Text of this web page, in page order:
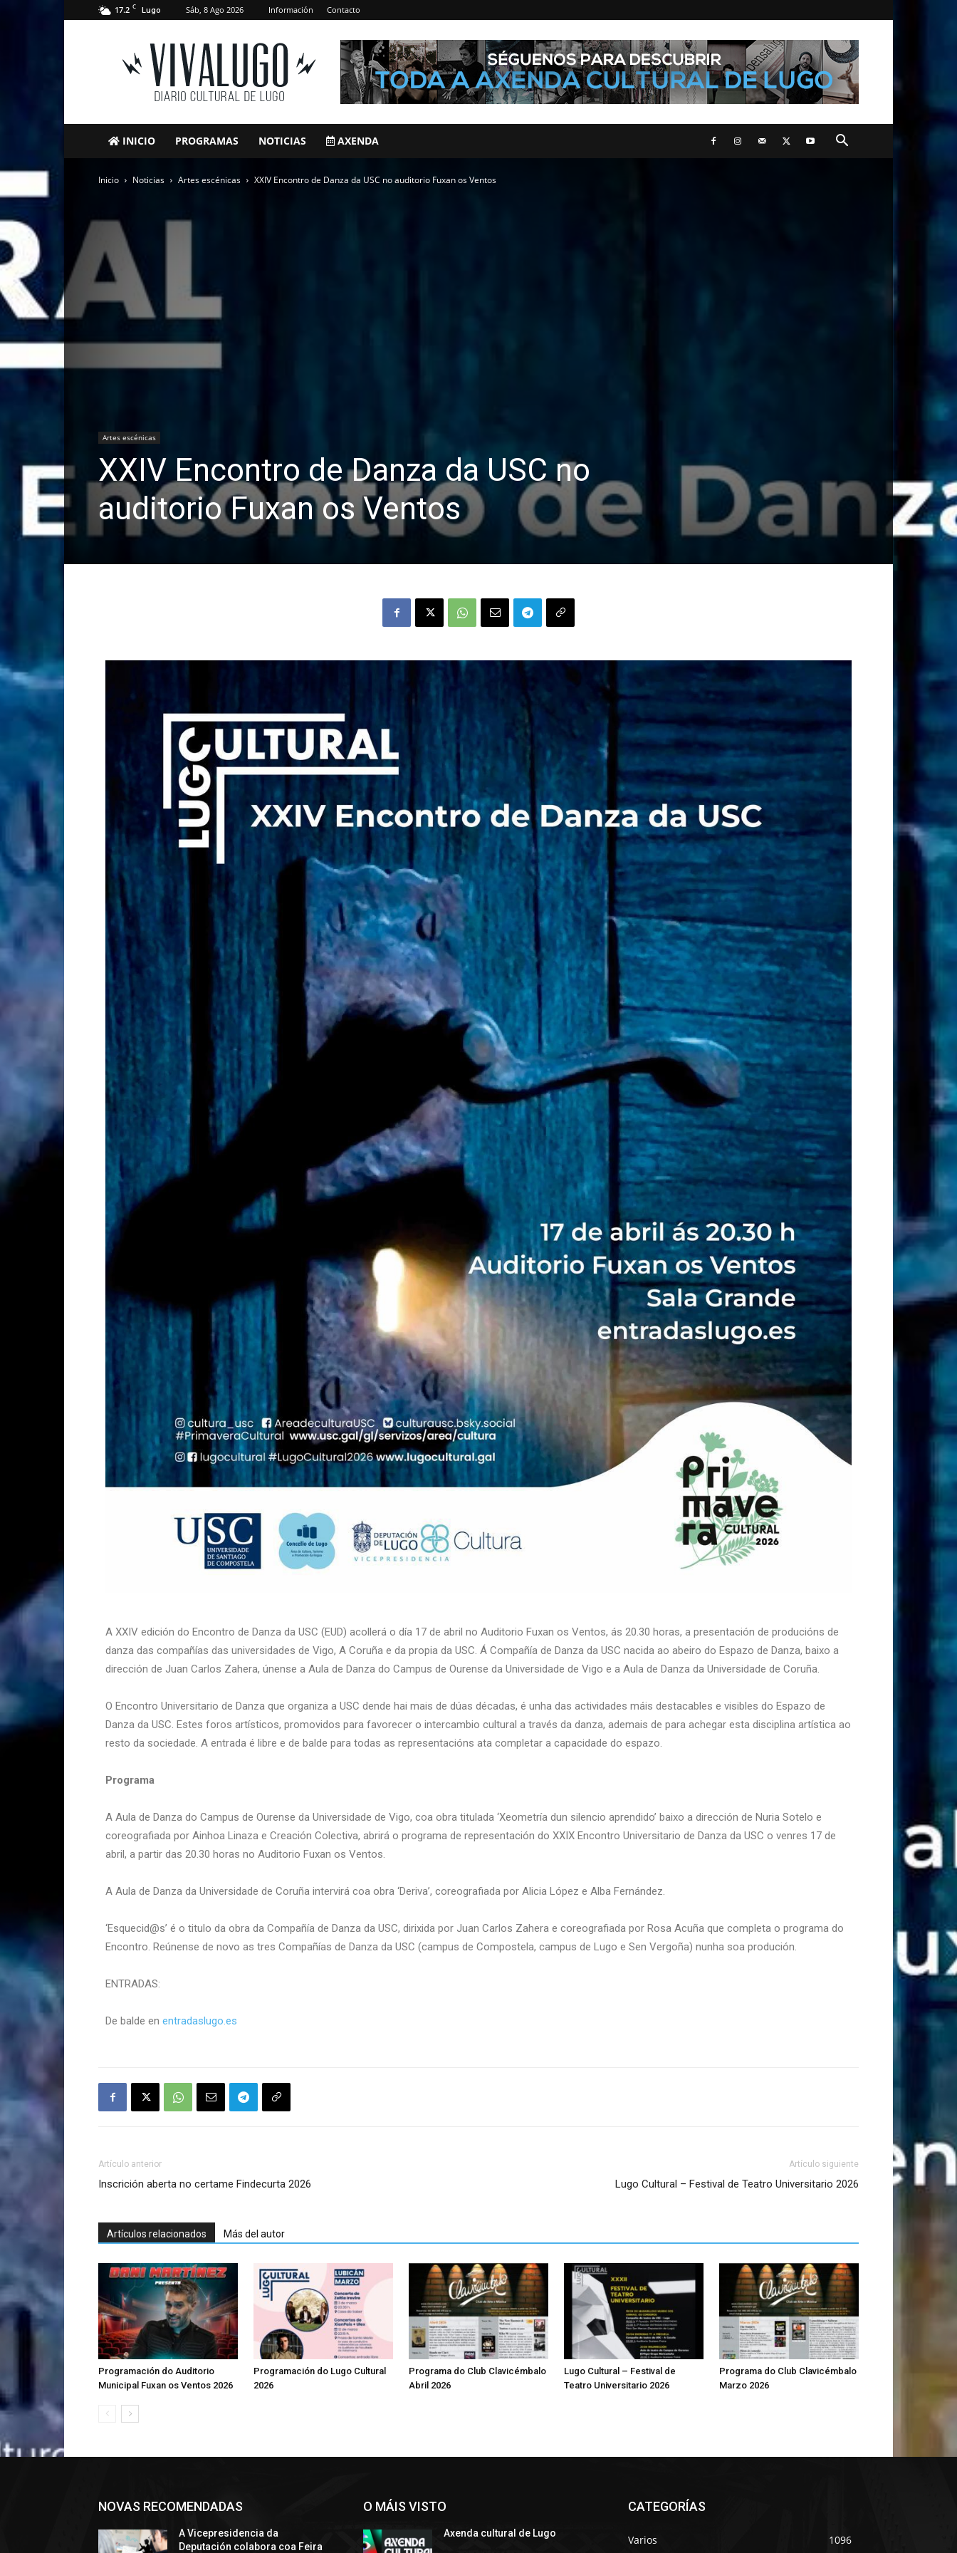
17.2 C Lugo Sáb, 8 Ago 2026 Información Contacto
VivaLugo
INICIO PROGRAMAS NOTICIAS AXENDA
Inicio Noticias Artes escénicas XXIV Encontro de Danza da USC no auditorio Fuxan os Ventos
Artes escénicas
XXIV Encontro de Danza da USC no
auditorio Fuxan os Ventos
A XXIV edición do Encontro de Danza da USC (EUD) acollerá o día 17 de abril no Auditorio Fuxan os Ventos, ás 20.30 horas, a presentación de producións de
danza das compañías das universidades de Vigo, A Coruña e da propia da USC. Á Compañía de Danza da USC nacida ao abeiro do Espazo de Danza, baixo a
dirección de Juan Carlos Zahera, únense a Aula de Danza do Campus de Ourense da Universidade de Vigo e a Aula de Danza da Universidade de Coruña.
O Encontro Universitario de Danza que organiza a USC dende hai mais de dúas décadas, é unha das actividades máis destacables e visibles do Espazo de
Danza da USC. Estes foros artísticos, promovidos para favorecer o intercambio cultural a través da danza, ademais de para achegar esta disciplina artística ao
resto da sociedade. A entrada é libre e de balde para todas as representacións ata completar a capacidade do espazo.
Programa
A Aula de Danza do Campus de Ourense da Universidade de Vigo, coa obra titulada ‘Xeometría dun silencio aprendido’ baixo a dirección de Nuria Sotelo e
coreografiada por Ainhoa Linaza e Creación Colectiva, abrirá o programa de representación do XXIX Encontro Universitario de Danza da USC o venres 17 de
abril, a partir das 20.30 horas no Auditorio Fuxan os Ventos.
A Aula de Danza da Universidade de Coruña intervirá coa obra ‘Deriva’, coreografiada por Alicia López e Alba Fernández.
‘Esquecid@s’ é o titulo da obra da Compañía de Danza da USC, dirixida por Juan Carlos Zahera e coreografiada por Rosa Acuña que completa o programa do
Encontro. Reúnense de novo as tres Compañías de Danza da USC (campus de Compostela, campus de Lugo e Sen Vergoña) nunha soa produción.
ENTRADAS:
De balde en entradaslugo.es
Artículo anterior
Inscrición aberta no certame Findecurta 2026
Artículo siguiente
Lugo Cultural – Festival de Teatro Universitario 2026
Artículos relacionados Más del autor
Programación do Auditorio
Municipal Fuxan os Ventos 2026
Programación do Lugo Cultural
2026
Programa do Club Clavicémbalo
Abril 2026
Lugo Cultural – Festival de
Teatro Universitario 2026
Programa do Club Clavicémbalo
Marzo 2026
NOVAS RECOMENDADAS
A Vicepresidencia da
Deputación colabora coa Feira
O MÁIS VISTO
Axenda cultural de Lugo
CATEGORÍAS
Varios 1096